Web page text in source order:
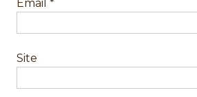
Email *
Site